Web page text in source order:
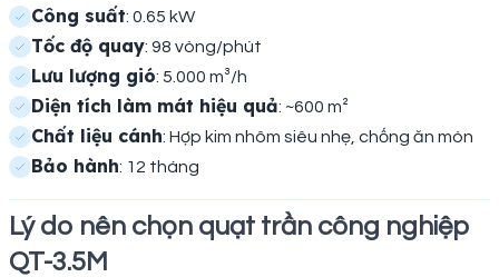
Công suất: 0.65 kW
Tốc độ quay: 98 vòng/phút
Lưu lượng gió: 5.000 m³/h
Diện tích làm mát hiệu quả: ~600 m²
Chất liệu cánh: Hợp kim nhôm siêu nhẹ, chống ăn mòn
Bảo hành: 12 tháng
Lý do nên chọn quạt trần công nghiệp
QT-3.5M